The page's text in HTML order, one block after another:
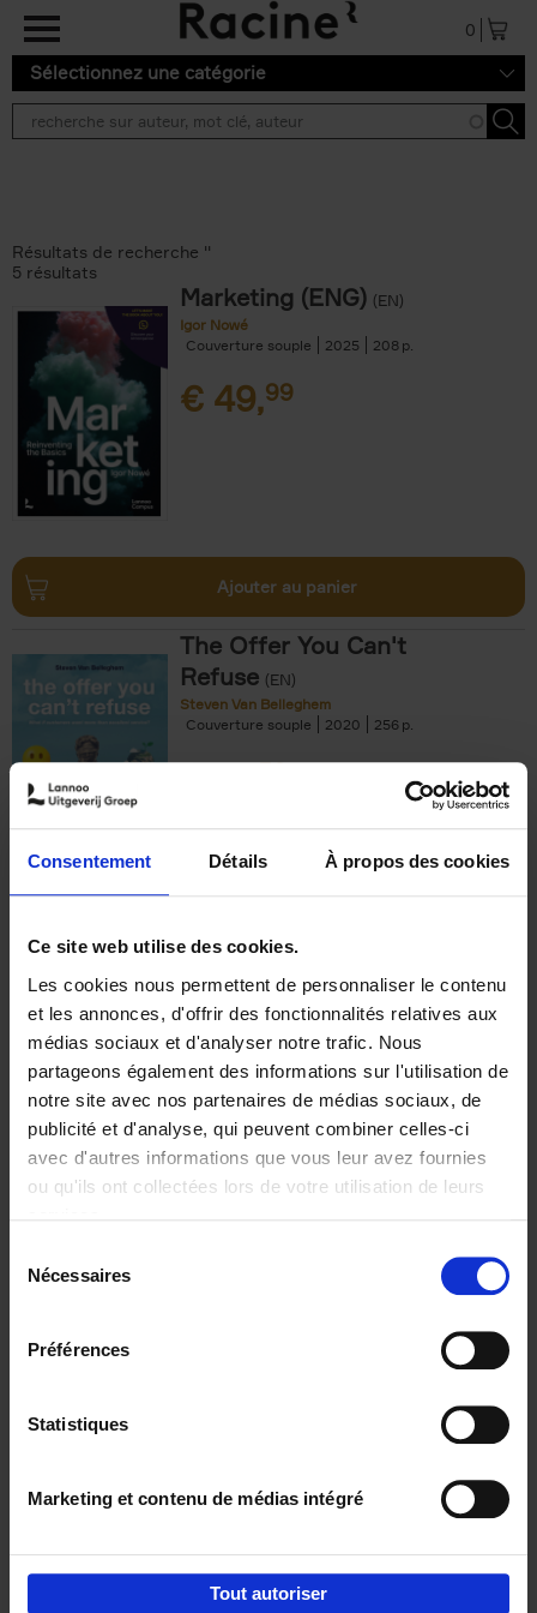
Consentement Détails À propos des cookies
Ce site web utilise des cookies.
Les cookies nous permettent de personnaliser le contenu
et les annonces, d'offrir des fonctionnalités relatives aux
médias sociaux et d'analyser notre trafic. Nous
partageons également des informations sur l'utilisation de
notre site avec nos partenaires de médias sociaux, de
publicité et d'analyse, qui peuvent combiner celles-ci
avec d'autres informations que vous leur avez fournies
ou qu'ils ont collectées lors de votre utilisation de leurs
Nécessaires
Préférences
Statistiques
Marketing et contenu de médias intégré
Tout autoriser
Aller au contenu principal
0
Sélectionnez une catégorie
Résultats de recherche ''
5 résultats
Marketing (ENG) (EN)
Igor Nowé
Couverture souple
2025 208
€ 49,99
Ajouter au panier
The Offer You Can't
Refuse (EN)
Steven Van Belleghem
Couverture souple
2020 256
€37,50
Building Bonds = Building
Business
Jochen Roef Jozefien De Feyter
Carolien Boom
Couverture souple
2025 200
€29,99
Digital marketing like a PRO -
completely revised edition (EN)